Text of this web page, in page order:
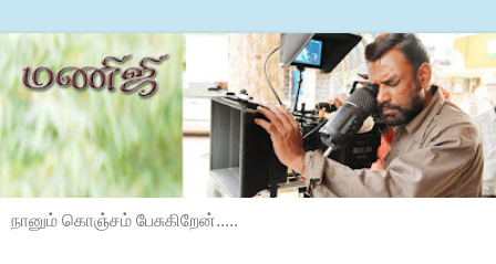
நானும் கொஞ்சம் பேசுகிறேன்.....